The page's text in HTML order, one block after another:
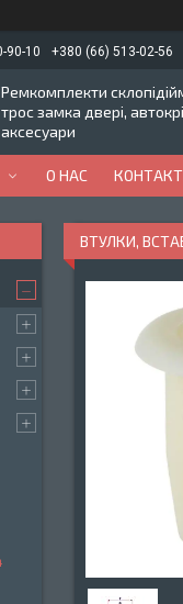
90-10 +380 (66) 513-02-56
Ремкомплекти
трос замка двері,
аксесуари
О НАС
ВТУЛКИ,